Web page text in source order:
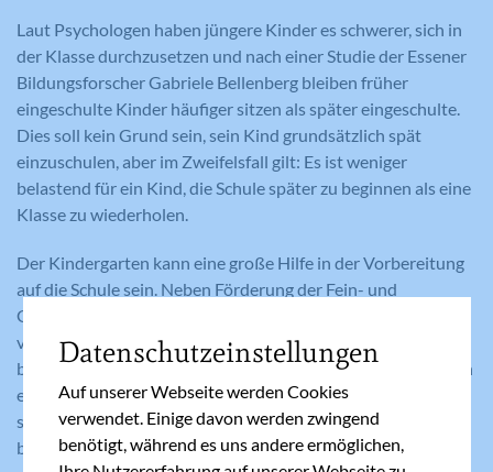
Laut Psychologen haben jüngere Kinder es schwerer, sich in
der Klasse durchzusetzen und nach einer Studie der Essener
Bildungsforscher Gabriele Bellenberg bleiben früher
eingeschulte Kinder häufiger sitzen als später eingeschulte.
Dies soll kein Grund sein, sein Kind grundsätzlich spät
einzuschulen, aber im Zweifelsfall gilt: Es ist weniger
belastend für ein Kind, die Schule später zu beginnen als eine
Klasse zu wiederholen.
Der Kindergarten kann eine große Hilfe in der Vorbereitung
auf die Schule sein. Neben Förderung der Fein- und
Grobmotorik sowie der Sprache lernen die Kinder,
verschiedene Lebenssituation auf eigene Faust zu
bewältigen, einen Platz in der Gruppe zu finden sowie Regeln
einzuhalten. Eltern können hier ihren Kindern ein Vorbild
sein, indem sie aufgestellte Regeln selbst vorleben – wie
beispielsweise ihren Schützling regelmäßig und pünktlich in
Datenschutzeinstellungen
Auf unserer Webseite werden Cookies
verwendet. Einige davon werden zwingend
benötigt, während es uns andere ermöglichen,